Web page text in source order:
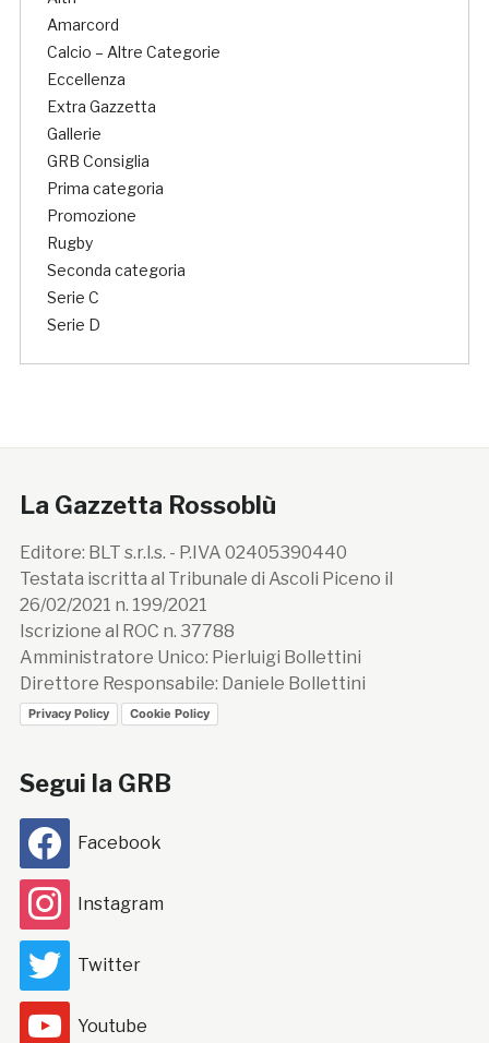
Amarcord
Calcio – Altre Categorie
Eccellenza
Extra Gazzetta
Gallerie
GRB Consiglia
Prima categoria
Promozione
Rugby
Seconda categoria
Serie C
Serie D
La Gazzetta Rossoblù
Editore: BLT s.r.l.s. - P.IVA 02405390440
Testata iscritta al Tribunale di Ascoli Piceno il
26/02/2021 n. 199/2021
Iscrizione al ROC n. 37788
Amministratore Unico: Pierluigi Bollettini
Direttore Responsabile: Daniele Bollettini
Privacy Policy Cookie Policy
Segui la GRB
Facebook
Instagram
Twitter
Youtube